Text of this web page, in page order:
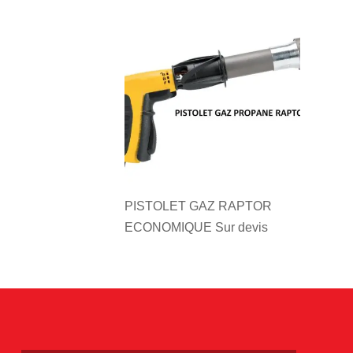
PISTOLET GAZ RAPTOR
ECONOMIQUE Sur devis